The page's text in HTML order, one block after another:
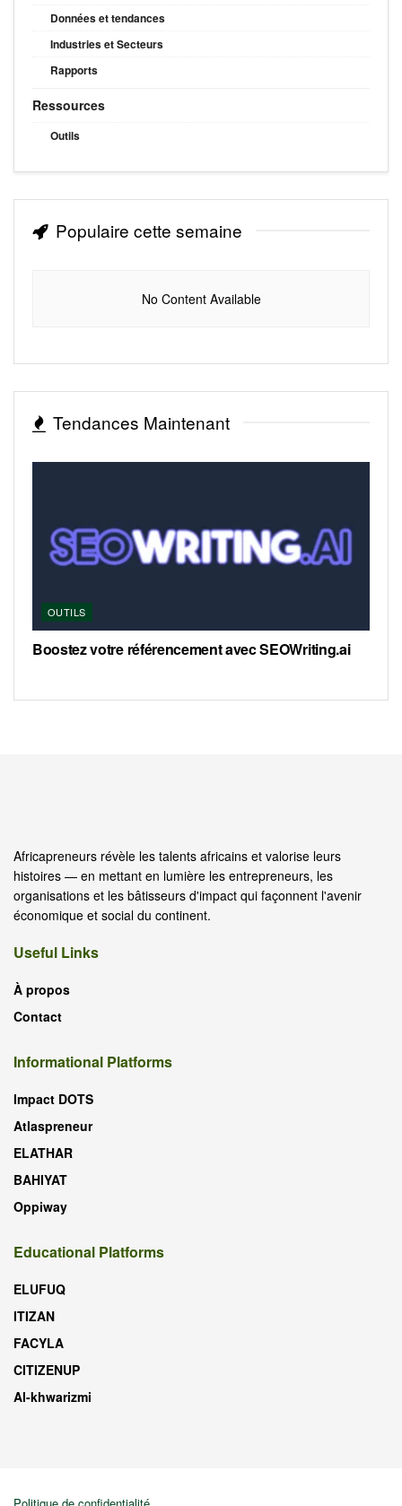
Données et tendances
Industries et Secteurs
Rapports
Ressources
Outils
Populaire cette semaine
No Content Available
Tendances Maintenant
OUTILS
Boostez votre référencement avec SEOWriting.ai
Africapreneurs révèle les talents africains et valorise leurs
histoires — en mettant en lumière les entrepreneurs, les
organisations et les bâtisseurs d'impact qui façonnent l'avenir
économique et social du continent.
Useful Links
À propos
Contact
Informational Platforms
Impact DOTS
Atlaspreneur
ELATHAR
BAHIYAT
Oppiway
Educational Platforms
ELUFUQ
ITIZAN
FACYLA
CITIZENUP
Al-khwarizmi